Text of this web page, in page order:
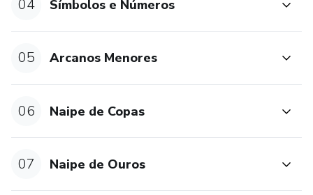
04 Símbolos e Números
05 Arcanos Menores
06 Naipe de Copas
07 Naipe de Ouros